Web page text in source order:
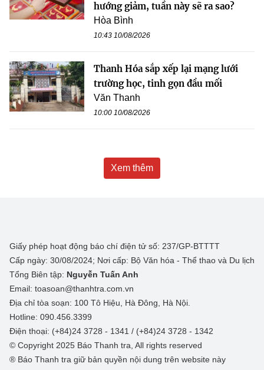
hướng giảm, tuần này sẽ ra sao?
Hòa Bình
10:43 10/08/2026
Thanh Hóa sắp xếp lại mạng lưới
trường học, tinh gọn đầu mối
Văn Thanh
10:00 10/08/2026
Xem thêm
Giấy phép hoạt động báo chí điện tử số: 237/GP-BTTTT
Cấp ngày: 30/08/2024; Nơi cấp: Bộ Văn hóa - Thể thao và Du lịch
Tổng Biên tập: Nguyễn Tuấn Anh
Email: toasoan@thanhtra.com.vn
Địa chỉ tòa soạn: 100 Tô Hiệu, Hà Đông, Hà Nội.
Hotline: 090.456.3399
Điện thoại: (+84)24 3728 - 1341 / (+84)24 3728 - 1342
© Copyright 2025 Báo Thanh tra, All rights reserved
® Báo Thanh tra giữ bản quyền nội dung trên website này